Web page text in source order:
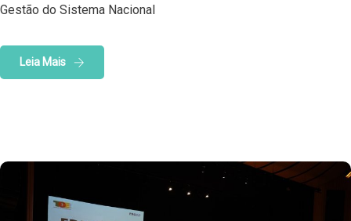
Gestão do Sistema Nacional
Leia Mais